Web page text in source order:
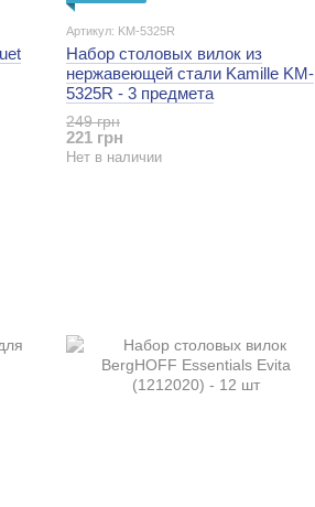
Артикул: KM-5325R
Набор столовых вилок из
нержавеющей стали Kamille KM-
5325R - 3 предмета
249 грн
221 грн
Нет в наличии